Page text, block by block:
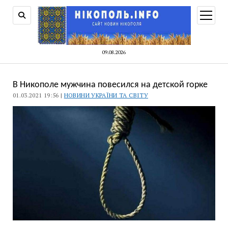
09.08.2026
меню
В Никополе мужчина повесился на детской горке
01.03.2021 19:56 | НОВИНИ УКРАЇНИ ТА СВІТУ